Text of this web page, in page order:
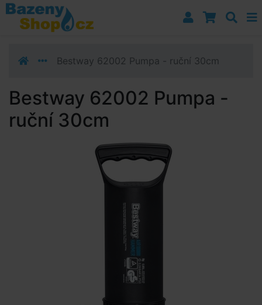
Přejít k navigaci
Přejít na obsah
Přejít k postrannímu sloupci
Bestway 62002 Pumpa - ruční 30cm
Bestway 62002 Pumpa -
ruční 30cm